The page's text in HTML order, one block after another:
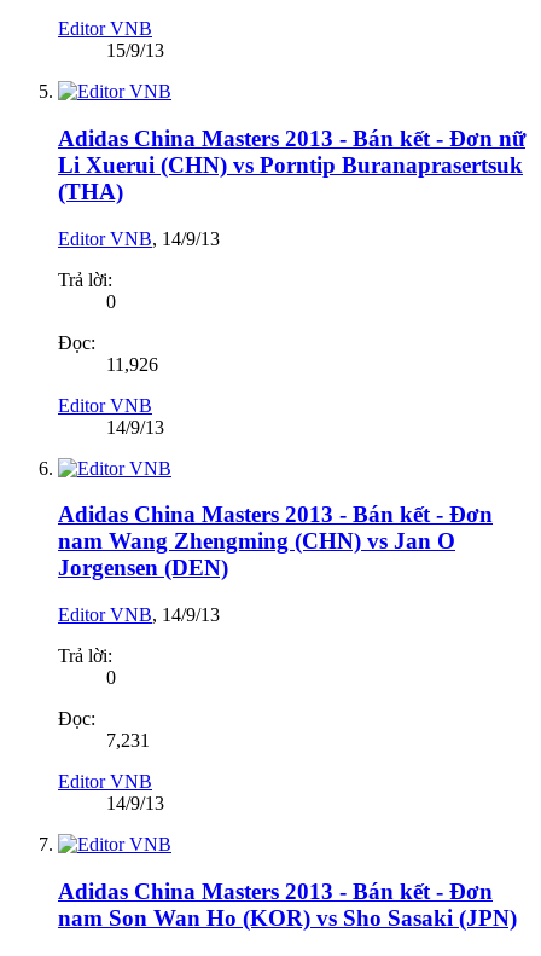
Editor VNB
15/9/13
Adidas China Masters 2013 - Bán kết - Đơn nữ
Li Xuerui (CHN) vs Porntip Buranaprasertsuk
(THA)
Editor VNB, 14/9/13
Trả lời:
0
Đọc:
11,926
Editor VNB
14/9/13
Adidas China Masters 2013 - Bán kết - Đơn
nam Wang Zhengming (CHN) vs Jan O
Jorgensen (DEN)
Editor VNB, 14/9/13
Trả lời:
0
Đọc:
7,231
Editor VNB
14/9/13
Adidas China Masters 2013 - Bán kết - Đơn
nam Son Wan Ho (KOR) vs Sho Sasaki (JPN)